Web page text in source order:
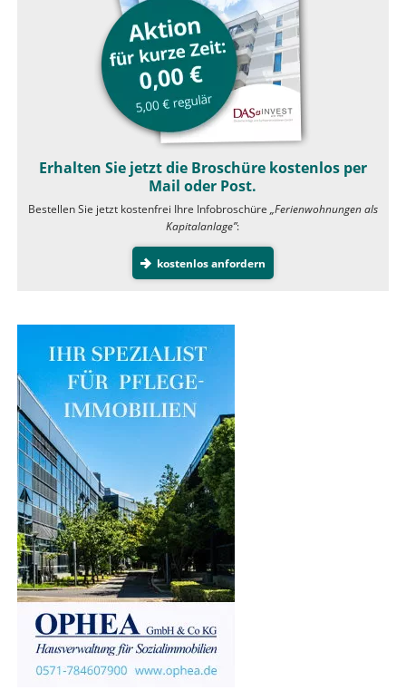
Erhalten Sie jetzt die Broschüre kostenlos per
Mail oder Post.
Bestellen Sie jetzt kostenfrei Ihre Infobroschüre „Ferienwohnungen als
Kapitalanlage”:
kostenlos anfordern